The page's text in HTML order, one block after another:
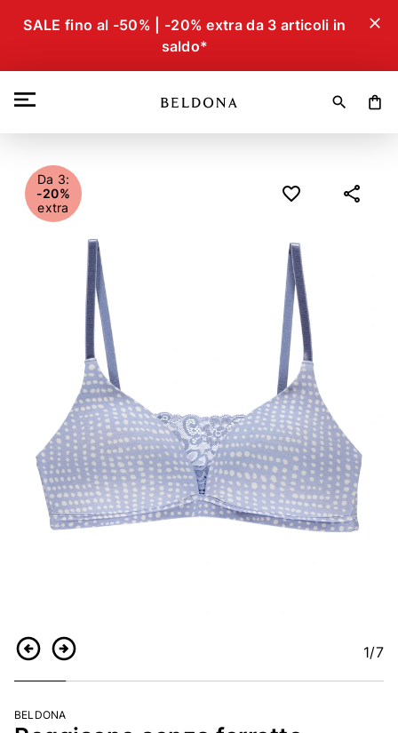
SALE fino al -50% | -20% extra da 3 articoli in
saldo*
close
search shopping_bag
IndietroContinua 1/7
Da 3:
-20%
extra
BELDONA